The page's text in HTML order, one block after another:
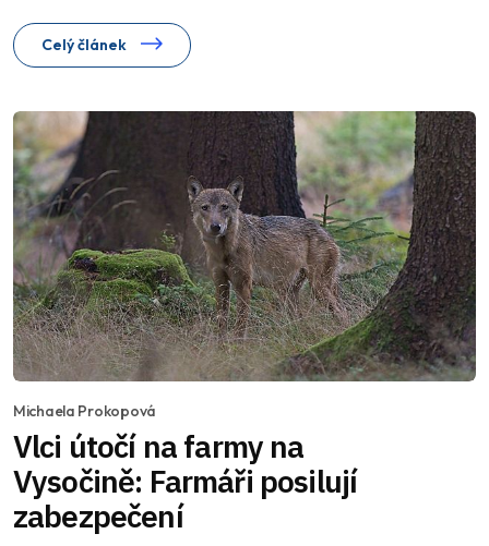
Celý článek
Michaela Prokopová
Vlci útočí na farmy na
Vysočině: Farmáři posilují
zabezpečení